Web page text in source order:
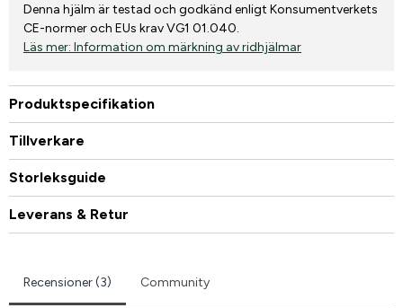
Denna hjälm är testad och godkänd enligt Konsumentverkets
CE-normer och EUs krav VG1 01.040.
Läs mer: Information om märkning av ridhjälmar
Produktspecifikation
Tillverkare
Storleksguide
Leverans & Retur
Recensioner (3) Community